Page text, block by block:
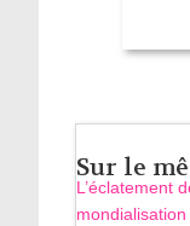
Sur le
L’éclatement
mondialisation